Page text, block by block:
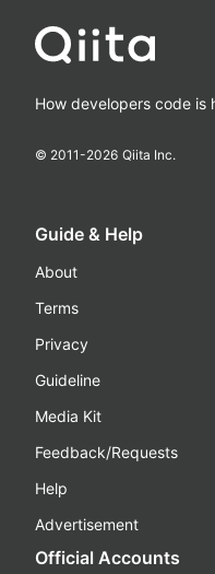
How developers code is
© 2011-2026 Qiita Inc.
Guide & Help
About
Terms
Privacy
Guideline
Media Kit
Feedback/Requests
Help
Advertisement
Official Accounts